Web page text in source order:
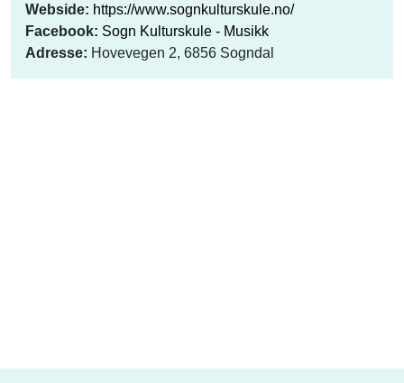
Webside: https://www.sognkulturskule.no/
Facebook: Sogn Kulturskule - Musikk
Adresse: Hovevegen 2, 6856 Sogndal